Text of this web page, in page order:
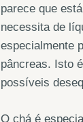
parece que
necessita de
especialmente
pâncreas. Isto
possíveis
O chá é